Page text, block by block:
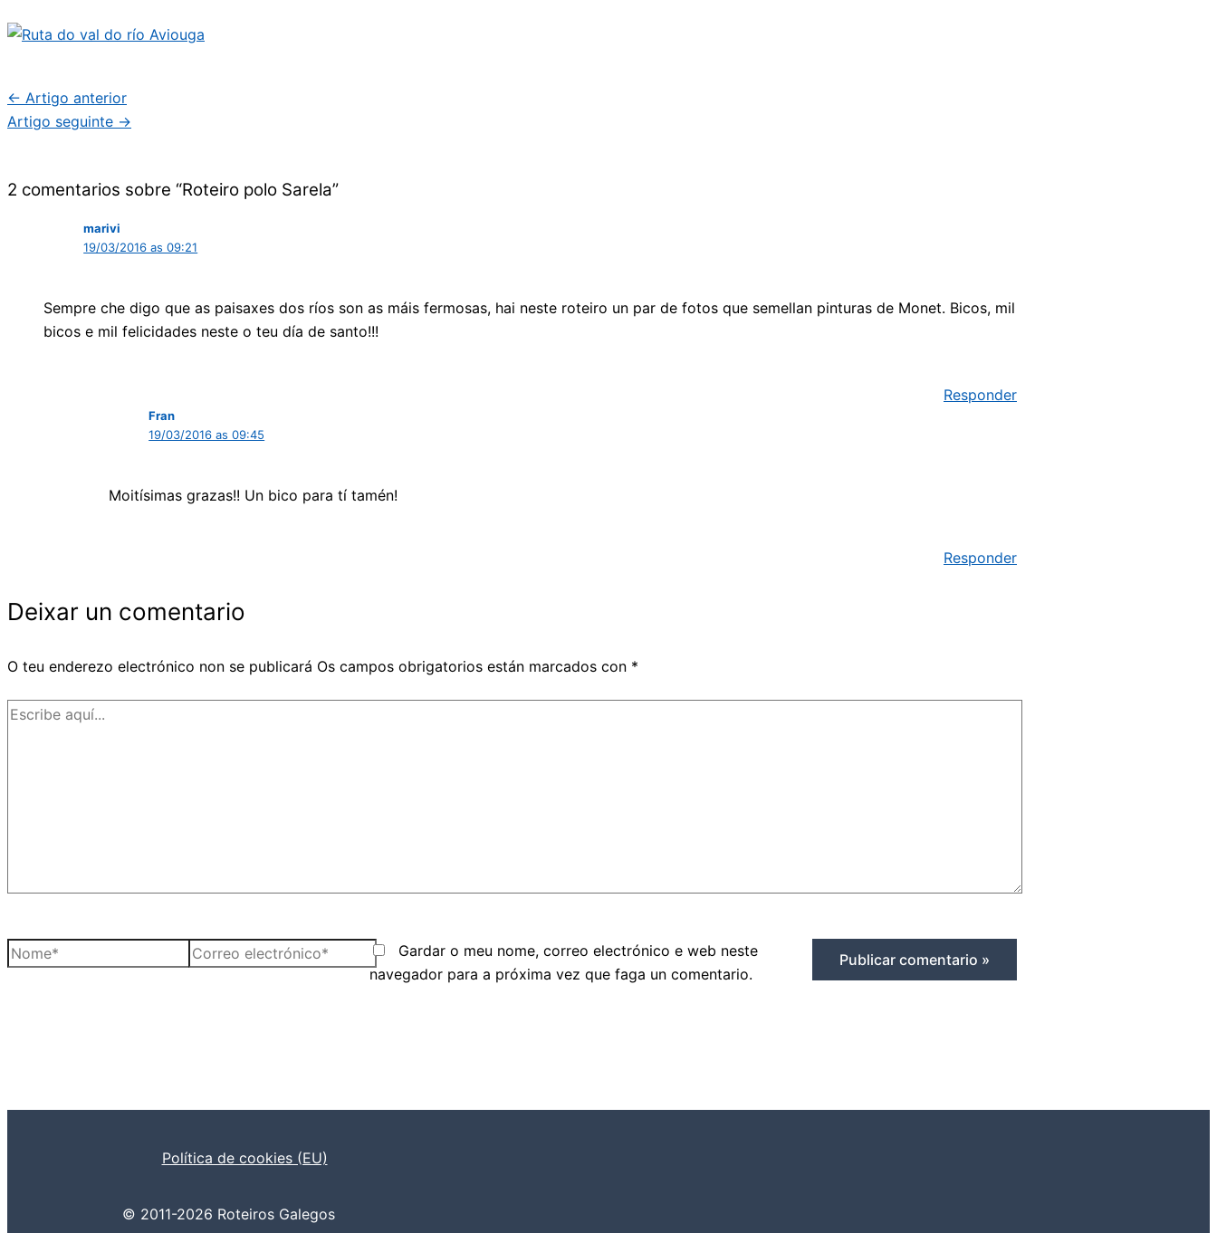
← Artigo anterior
Artigo seguinte →
2 comentarios sobre “Roteiro polo Sarela”
marivi
19/03/2016 as 09:21
Sempre che digo que as paisaxes dos ríos son as máis fermosas, hai neste roteiro un par de fotos que semellan pinturas de Monet. Bicos, mil
bicos e mil felicidades neste o teu día de santo!!!
Responder
Fran
19/03/2016 as 09:45
Moitísimas grazas!! Un bico para tí tamén!
Responder
Deixar un comentario
O teu enderezo electrónico non se publicará Os campos obrigatorios están marcados con *
Escribe
Nome*
Correo
electrónico*
Gardar o meu nome, correo electrónico e web neste
navegador para a próxima vez que faga un comentario.
Política de cookies (EU)
© 2011-2026 Roteiros Galegos